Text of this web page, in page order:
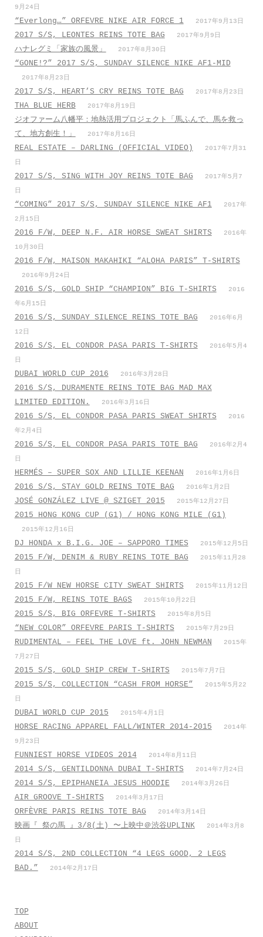
9月24日
“Everlong…” ORFEVRE NIKE AIR FORCE 1 2017年9月13日
2017 S/S, LEONTES REINS TOTE BAG 2017年9月9日
ハナレグミ「家族の風景」 2017年8月30日
“GONE!?” 2017 S/S, SUNDAY SILENCE NIKE AF1-MID
2017年8月23日
2017 S/S, HEART’S CRY REINS TOTE BAG 2017年8月23日
THA BLUE HERB 2017年8月19日
ジオファーム八幡平：地熱活用プロジェクト「馬ふんで、馬を救っ
て、地方創生！」
2017年8月16日
REAL ESTATE – DARLING (OFFICIAL VIDEO)
2017年7月31
日
2017 S/S, SING WITH JOY REINS TOTE BAG
2017年5月7
日
“COMING” 2017 S/S, SUNDAY SILENCE NIKE AF1
2017年
2月15日
2016 F/W, DEEP N.F. AIR HORSE SWEAT SHIRTS
2016年
10月30日
2016 F/W, MAISON MAKAHIKI “ALOHA PARIS” T-SHIRTS
2016年9月24日
2016 S/S, GOLD SHIP “CHAMPION” BIG T-SHIRTS
2016
年6月15日
2016 S/S, SUNDAY SILENCE REINS TOTE BAG
2016年6月
12日
2016 S/S, EL CONDOR PASA PARIS T-SHIRTS
2016年5月4
日
DUBAI WORLD CUP 2016 2016年3月28日
2016 S/S, DURAMENTE REINS TOTE BAG MAD MAX
LIMITED EDITION.
2016年3月16日
2016 S/S, EL CONDOR PASA PARIS SWEAT SHIRTS
2016
年2月4日
2016 S/S, EL CONDOR PASA PARIS TOTE BAG
2016年2月4
日
HERMÉS – SUPER SOX AND LILLIE KEENAN 2016年1月6日
2016 S/S, STAY GOLD REINS TOTE BAG 2016年1月2日
JOSÉ GONZÁLEZ LIVE @ SZIGET 2015 2015年12月27日
2015 HONG KONG CUP (G1) / HONG KONG MILE (G1)
2015年12月16日
DJ HONDA x B.I.G. JOE – SAPPORO TIMES 2015年12月5日
2015 F/W, DENIM & RUBY REINS TOTE BAG
2015年11月28
日
2015 F/W NEW HORSE CITY SWEAT SHIRTS 2015年11月12日
2015 F/W, REINS TOTE BAGS 2015年10月22日
2015 S/S, BIG ORFEVRE T-SHIRTS 2015年8月5日
“NEW COLOR” ORFEVRE PARIS T-SHIRTS 2015年7月29日
RUDIMENTAL – FEEL THE LOVE ft. JOHN NEWMAN
2015年
7月27日
2015 S/S, GOLD SHIP CREW T-SHIRTS 2015年7月7日
2015 S/S, COLLECTION “CASH FROM HORSE”
2015年5月22
日
DUBAI WORLD CUP 2015 2015年4月1日
HORSE RACING APPAREL FALL/WINTER 2014-2015
2014年
9月23日
FUNNIEST HORSE VIDEOS 2014 2014年8月11日
2014 S/S, GENTILDONNA DUBAI T-SHIRTS 2014年7月24日
2014 S/S, EPIPHANEIA JESUS HOODIE 2014年3月26日
AIR GROOVE T-SHIRTS 2014年3月17日
ORFÈVRE PARIS REINS TOTE BAG 2014年3月14日
映画『 祭の馬 』3/8(土) 〜上映中＠渋谷UPLINK
2014年3月8
日
2014 S/S, 2ND COLLECTION “4 LEGS GOOD, 2 LEGS
BAD.”
2014年2月17日
TOP
ABOUT